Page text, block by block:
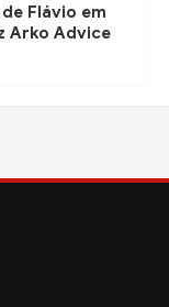
Flávio em
Arko Advice